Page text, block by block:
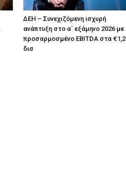
ΔΕΗ – Συνεχιζόμενη ισχυρή
ανάπτυξη στο α΄ εξάμηνο 2026 με
προσαρμοσμένο EBITDA στα €1,2
δισ